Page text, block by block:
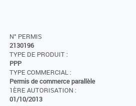
N° PERMIS
2130196
TYPE DE PRODUIT :
PPP
TYPE COMMERCIAL :
Permis de commerce parallèle
1ÈRE AUTORISATION :
01/10/2013